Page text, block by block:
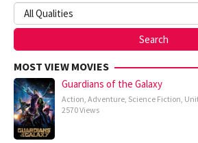
MOST VIEW MOVIES
Guardians of the Galaxy
Action, Adventure, Science Fiction,
2570 Views